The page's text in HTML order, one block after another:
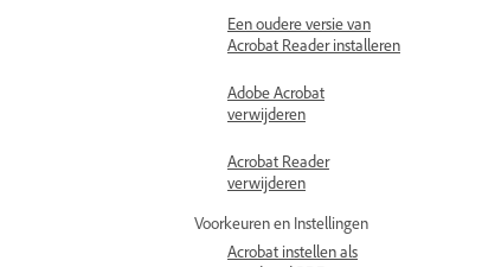
Een oudere versie van
Acrobat Reader installeren
Adobe Acrobat
verwijderen
Acrobat Reader
verwijderen
Voorkeuren en Instellingen
Acrobat instellen als